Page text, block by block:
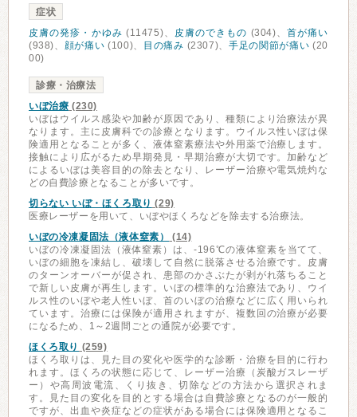
症状
皮膚の発疹・かゆみ (11475)、 皮膚のできもの (304)、首が痛い
(938)、 顔が痛い (100)、 目の痛み (2307)、 手足の関節が痛い (20
00)
診療・治療法
いぼ治療 (230)
いぼはウイルス感染や加齢が原因であり、種類により治療法が異
なります。主に皮膚科での診療となります。ウイルス性いぼは保
険適用となることが多く、液体窒素療法や外用薬で治療します。
接触により広がるため早期発見・早期治療が大切です。加齢など
によるいぼは美容目的の除去となり、レーザー治療や電気焼灼な
どの自費診療となることが多いです。
切らない いぼ・ほくろ取り (29)
医療レーザーを用いて、いぼやほくろなどを除去する治療法。
いぼの冷凍凝固法（液体窒素）
(14)
いぼの冷凍凝固法（液体窒素）は、-196℃の液体窒素を当てて、
いぼの細胞を凍結し、破壊して自然に脱落させる治療です。皮膚
のターンオーバーが促され、患部のかさぶたが剥がれ落ちること
で新しい皮膚が再生します。いぼの標準的な治療法であり、ウイ
ルス性のいぼや老人性いぼ、首のいぼの治療などに広く用いられ
ています。治療には保険が適用されますが、複数回の治療が必要
になるため、1～2週間ごとの通院が必要です。
ほくろ取り (259)
ほくろ取りは、見た目の変化や医学的な診断・治療を目的に行わ
れます。ほくろの状態に応じて、レーザー治療（炭酸ガスレーザ
ー）や高周波電流、くり抜き、切除などの方法から選択されま
す。見た目の変化を目的とする場合は自費診療となるのが一般的
ですが、出血や炎症などの症状がある場合には保険適用となるこ